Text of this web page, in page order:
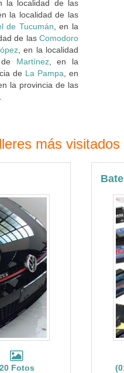
la localidad de las
la localidad de las
de Tucumán , en la
de las Comodoro
, en la localidad
Martínez, en la
de La Pampa , en
la provincia de las
más
20 Fotos